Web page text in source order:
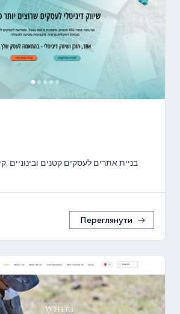
בניית אתרים לעסקים קטנים ובינוניים
Переглянути